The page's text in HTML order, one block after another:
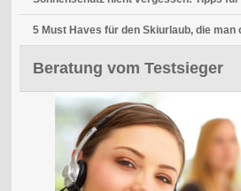
5 Must Haves für den Skiurlaub, die man
Beratung vom Testsieger